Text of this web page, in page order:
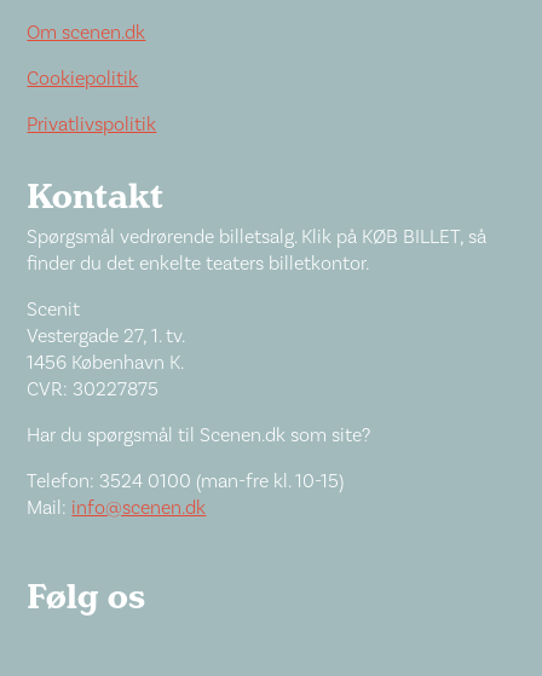
Om scenen.dk
Cookiepolitik
Privatlivspolitik
Kontakt
Spørgsmål vedrørende billetsalg. Klik på KØB BILLET, så
finder du det enkelte teaters billetkontor.
Scenit
Vestergade 27, 1. tv.
1456 København K.
CVR: 30227875
Har du spørgsmål til Scenen.dk som site?
Telefon: 3524 0100 (man-fre kl. 10-15)
Mail: info@scenen.dk
Følg os